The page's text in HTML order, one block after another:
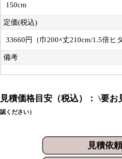
150cm
定価(税込)
33660円（巾200×丈210cm/1.5倍ヒ
備考
見積価格目安（税込）： \要お
認ください）
見積依頼